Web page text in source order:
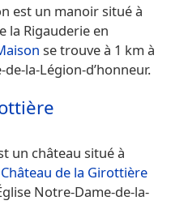
est un manoir situé à
la Rigauderie en
se trouve à 1 km à
la-Légion-d’honneur.
un château situé à
Château de la Girottière
Notre-Dame-de-la-